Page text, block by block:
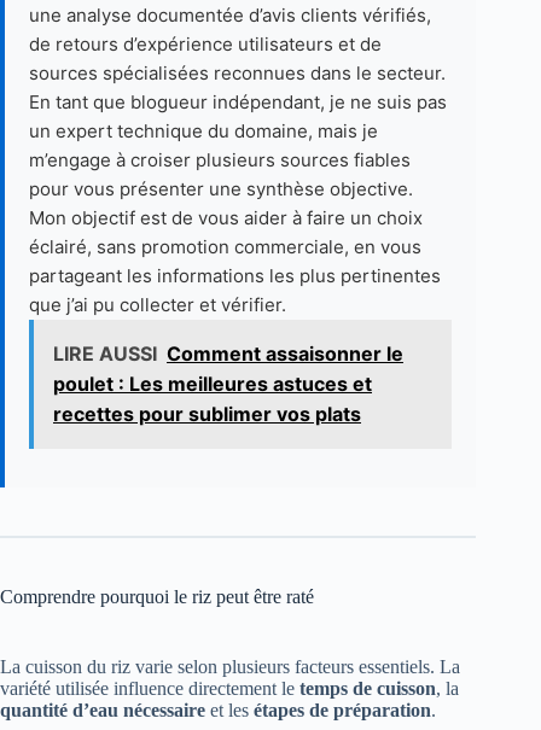
une analyse documentée d’avis clients vérifiés,
de retours d’expérience utilisateurs et de
sources spécialisées reconnues dans le secteur.
En tant que blogueur indépendant, je ne suis pas
un expert technique du domaine, mais je
m’engage à croiser plusieurs sources fiables
pour vous présenter une synthèse objective.
Mon objectif est de vous aider à faire un choix
éclairé, sans promotion commerciale, en vous
partageant les informations les plus pertinentes
que j’ai pu collecter et vérifier.
LIRE AUSSI Comment assaisonner le
poulet : Les meilleures astuces et
recettes pour sublimer vos plats
Comprendre pourquoi le riz peut être raté
La cuisson du riz varie selon plusieurs facteurs essentiels. La
variété utilisée influence directement le temps de cuisson, la
quantité d’eau nécessaire et les étapes de préparation.